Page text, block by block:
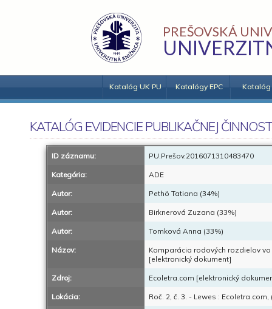
PREŠOVSKÁ
Katalóg UK PU Katalógy EPC Katalóg
KATALÓG EVIDENCIE PUBLIKAČNEJ
ID záznamu: PU.Prešov.2016071310483470
Kategória: ADE
Autor: Pethö Tatiana (34%)
Autor: Birknerová Zuzana (33%)
Autor: Tomková Anna (33%)
Názov:
Komparácia rodových rozdielov
[elektronický dokument]
Zdroj: Ecoletra.com [elektronický
Lokácia: Roč. 2, č. 3. - Lewes : Ecoletra.com,